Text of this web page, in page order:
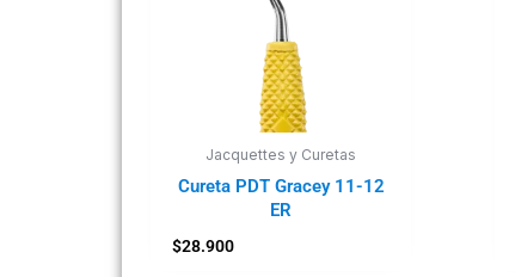
Jacquettes y Curetas
Cureta PDT Gracey 11-12
ER
$28.900